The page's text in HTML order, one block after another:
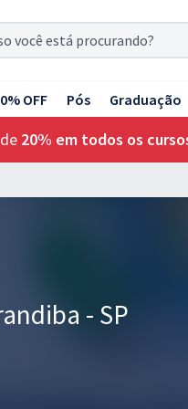
OFF Pós Graduação
20% em todos os
- SP